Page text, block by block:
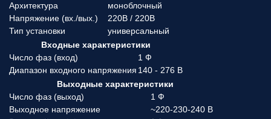
Архитектура
моноблочный
Напряжение (вx./вых.)
220В / 220В
Тип установки
универсальный
Входные характеристики
Число фаз (вход)
1 Ф
Диапазон входного напряжения 140 - 276 В
Выходные характеристики
Число фаз (выход)
1 Ф
Выходное напряжение
~220-230-240 В